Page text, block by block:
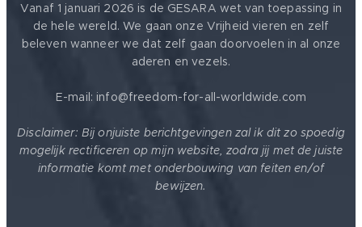
Vanaf 1 januari 2026 is de GESARA wet van toepassing in
de hele wereld. We gaan onze Vrijheid vieren en zelf
beleven wanneer we dat zelf gaan doorvoelen in al onze
aderen en vezels.
E-mail: info@freedom-for-all-worldwide.com
Disclaimer: Bij onjuiste berichtgevingen zal ik dit zo spoedig
mogelijk rectificeren op mijn website, zodra jij met de juiste
informatie komt met onderbouwing van feiten en/of
bewijzen.